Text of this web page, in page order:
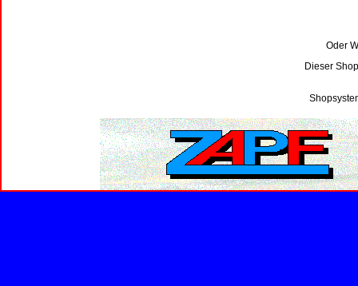
Oder
Dieser